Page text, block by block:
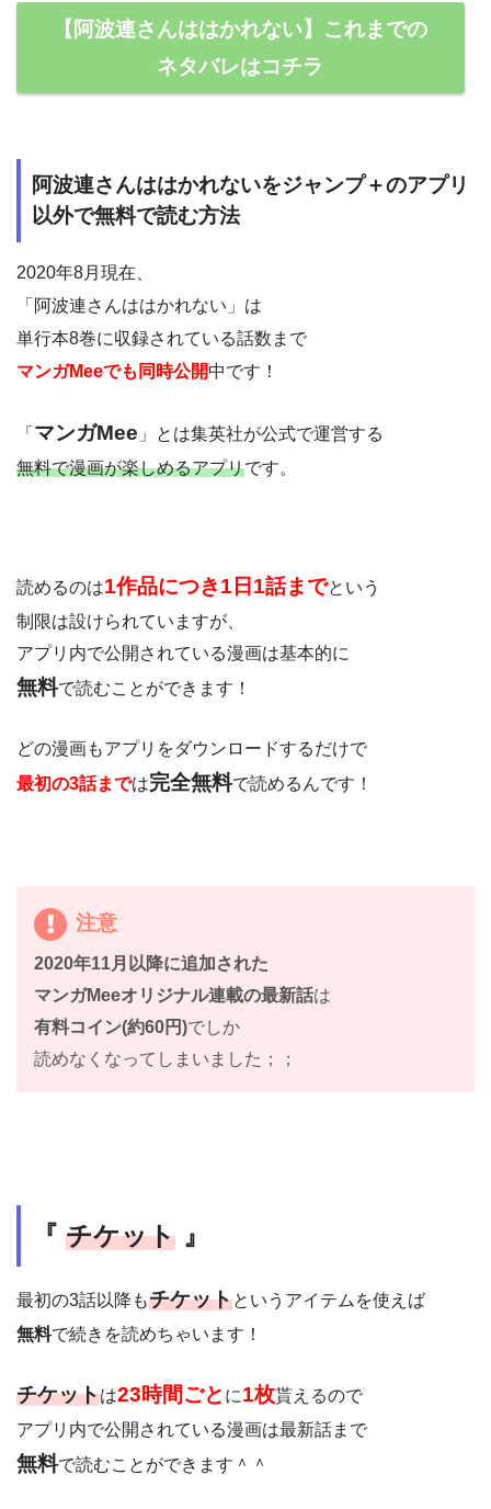
【阿波連さんははかれない】これまでの
ネタバレはコチラ
阿波連さんははかれないをジャンプ＋のアプリ
以外で無料で読む方法
2020年8月現在、
「阿波連さんははかれない」は
単行本8巻に収録されている話数まで
マンガMeeでも同時公開中です！
「 マンガMee 」とは集英社が公式で運営する
無料で漫画が楽しめるアプリです。
読めるのは1作品につき1日1話までと いう
制限は設けられていますが、
アプリ内で公開されている漫画は基本的に
無料で読むことができます！
どの漫画もアプリをダウンロードするだけで
最初の3話までは完全無料で読めるんです！
注意
2020年11月以降に追加された
マンガMeeオリジナル連載の最新話は
有料コイン(約60円)でしか
読めなくなってしまいました；；
『 チケット 』
最初の3話以降もチケットというアイテムを使えば
無料で続きを読めちゃいます！
チケットは23時間ごと に1枚貰えるので
アプリ内で公開されている漫画は最新話まで
無料で読むことができます＾＾